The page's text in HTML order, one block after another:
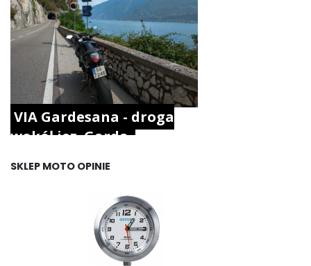
VIA Gardesana - droga
wokół jez. Garda.
SKLEP MOTO OPINIE